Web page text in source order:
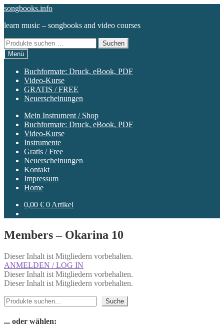
Zur
springen
Zum
springen
songbooks.info
learn music – songbooks and video courses
Suchen
nach:
Suchen
Menü
Buchformate: Druck, eBook, PDF
Video-Kurse
GRATIS / FREE
Neuerscheinungen
Mein Instrument / Shop
Buchformate: Druck, eBook, PDF
Video-Kurse
Instrumente
Gratis / Free
Neuerscheinungen
Kontakt
Impressum
Home
0,00 € 0 Artikel
Members – Okarina 10
Dieser Inhalt ist Mitgliedern vorbehalten.
ANMELDEN / LOG IN
Dieser Inhalt ist Mitgliedern vorbehalten.
Dieser Inhalt ist Mitgliedern vorbehalten.
Suchen
Suche
... oder wählen: